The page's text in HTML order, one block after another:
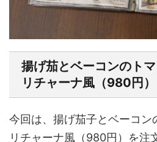
揚げ茄とベーコンのト
リチャーナ風（980円）
今回は、揚げ茄子とベーコン
リチャーナ風（980円）を注